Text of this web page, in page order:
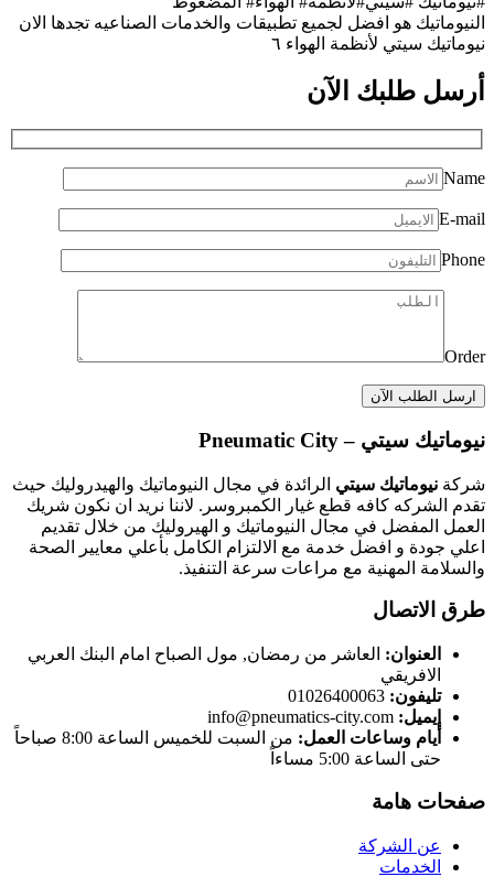
النيوماتيك هو افضل لجميع تطبيقات والخدمات الصناعيه تجدها الان
نيوماتيك سيتي لأنظمة الهواء ٦
أرسل طلبك الآن
Name
E-mail
Phone
Order
نيوماتيك سيتي – Pneumatic City
شركة نيوماتيك سيتي الرائدة في مجال النيوماتيك والهيدروليك حيث
تقدم الشركه كافه قطع غيار الكمبروسر. لاننا نريد ان نكون شريك
العمل المفضل في مجال النيوماتيك و الهيروليك من خلال تقديم
اعلي جودة و افضل خدمة مع الالتزام الكامل بأعلي معايير الصحة
والسلامة المهنية مع مراعات سرعة التنفيذ.
طرق الاتصال
العنوان: العاشر من رمضان, مول الصباح امام البنك العربي
الافريقي
تليفون: 01026400063
إيميل: info@pneumatics-city.com
أيام وساعات العمل:
من السبت للخميس الساعة 8:00 صباحاً
حتى الساعة 5:00 مساءاً
صفحات هامة
عن الشركة
الخدمات